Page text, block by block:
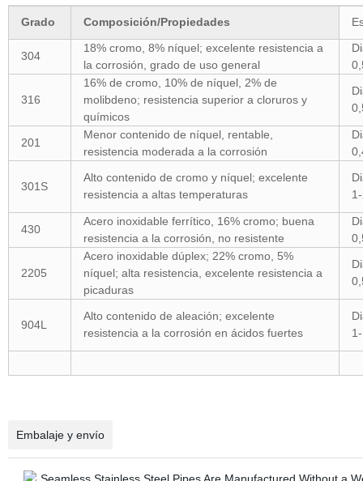
Grado Composición/Propiedades
304
18% cromo, 8% níquel; excelente resistencia a
la corrosión, grado de uso general
316
16% de cromo, 10% de níquel, 2% de
molibdeno; resistencia superior a cloruros y
químicos
201
Menor contenido de níquel, rentable,
resistencia moderada a la corrosión
301S
Alto contenido de cromo y níquel; excelente
resistencia a altas temperaturas
430
Acero inoxidable ferrítico, 16% cromo; buena
resistencia a la corrosión, no resistente
2205
Acero inoxidable dúplex; 22% cromo, 5%
níquel; alta resistencia, excelente resistencia a
picaduras
904L
Alto contenido de aleación; excelente
resistencia a la corrosión en ácidos fuertes
Embalaje y envío